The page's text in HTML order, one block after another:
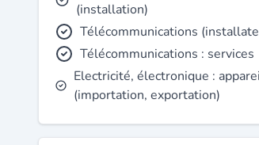
(installation)
Télécommunications
Télécommunications : services
Electricité, électronique :
(importation, exportation)